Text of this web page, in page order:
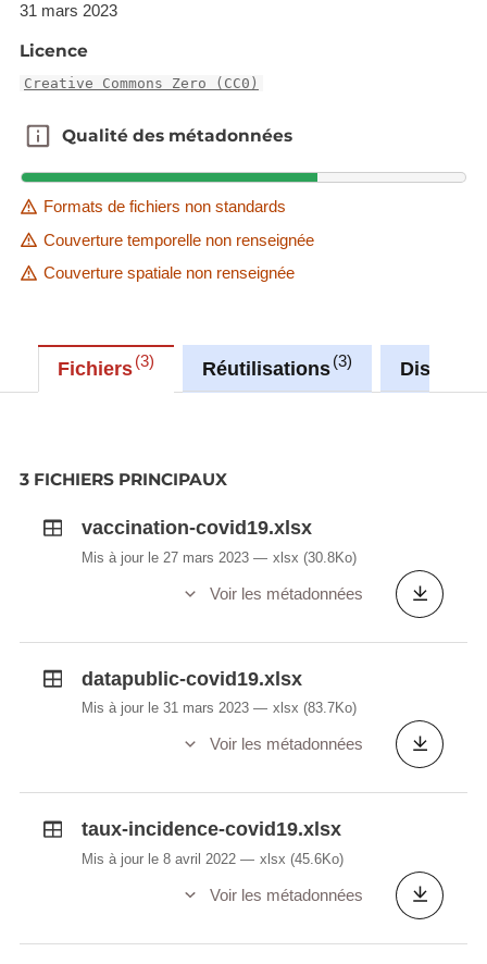
31 mars 2023
Licence
Creative Commons Zero (CC0)
Qualité des métadonnées
Qualité des métadonnées
Formats de fichiers non standards
Couverture temporelle non renseignée
Couverture spatiale non renseignée
Fichiers 3 Réutilisations 3
3 FICHIERS PRINCIPAUX
vaccination-covid19.xlsx
Mis à jour le 27 mars 2023 xlsx (30.8Ko)
Voir les métadonnées
datapublic-covid19.xlsx
Mis à jour le 31 mars 2023 xlsx (83.7Ko)
Voir les métadonnées
taux-incidence-covid19.xlsx
Mis à jour le 8 avril 2022 xlsx (45.6Ko)
Voir les métadonnées